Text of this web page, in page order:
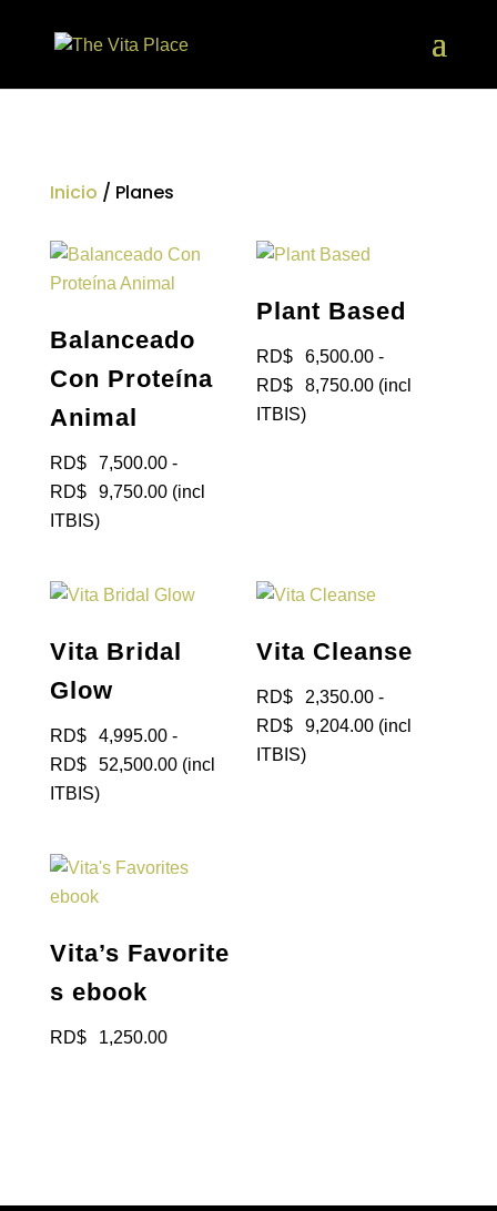
Inicio / Planes
Balanceado
Con Proteína
Animal
RD$ 7,500.00 -
RD$
9,750.00Rango
RD$ 7,500.00
RD$ 9,750.00
(incl
ITBIS)
Plant Based
RD$ 6,500.00 -
RD$
8,750.00Rango
(incl
ITBIS)
Vita Bridal
Glow
RD$ 4,995.00 -
RD$
52,500.00Rango
RD$ 4,995.00
(incl
ITBIS)
Vita Cleanse
RD$ 2,350.00 -
RD$
9,204.00Rango
(incl
ITBIS)
Vita’s Favorite
s ebook
RD$ 1,250.00